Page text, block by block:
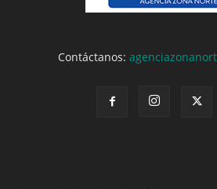
Contáctanos: